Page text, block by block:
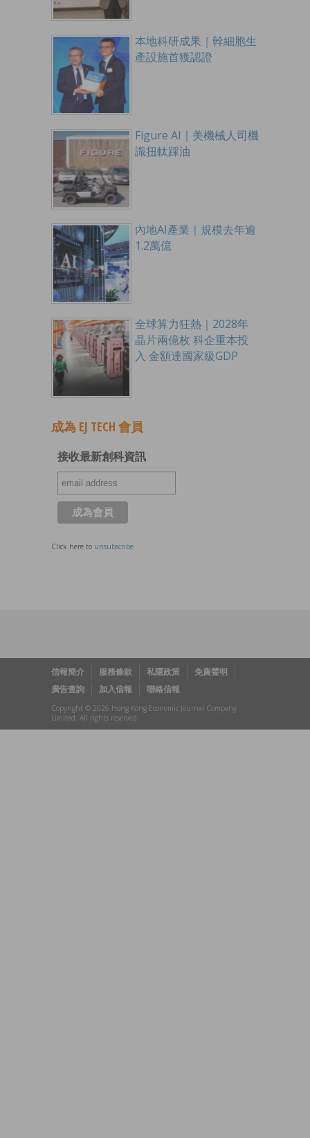
本地科研成果｜幹細胞生
產設施首獲認證
Figure AI｜美機械人司機
識扭軚踩油
內地AI產業｜規模去年逾
1.2萬億
全球算力狂熱｜2028年
晶片兩億枚 科企重本投
入 金額達國家級GDP
成為 EJ TECH 會員
接收最新創科資訊
Click here to unsubscribe
信報簡介 服務條款 私隱政策
免責聲明
廣告查詢
加入信報 聯絡信報
Copyright © 2026 Hong Kong Economic Journal Company
Limited. All rights reserved.